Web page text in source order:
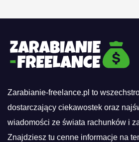
Zarabianie-freelance.pl to
dostarczający ciekawostek oraz
wiadomości ze świata rachunków i
Znajdziesz tu cenne informacje na